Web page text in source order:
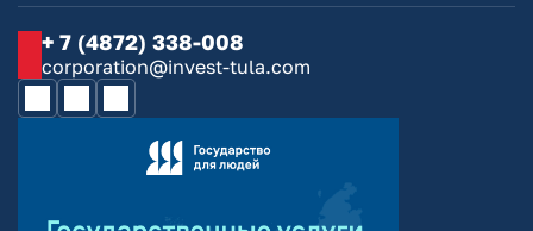
+ 7 (4872) 338-008
corporation@invest-tula.com